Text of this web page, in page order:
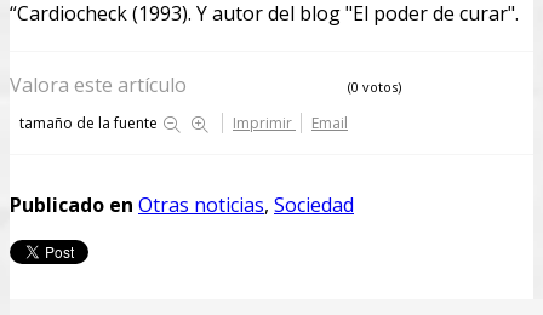
“Cardiocheck (1993). Y autor del blog "El poder de curar".
Valora este artículo (0 votos)
tamaño de la fuente Imprimir Email
Publicado en Otras noticias, Sociedad